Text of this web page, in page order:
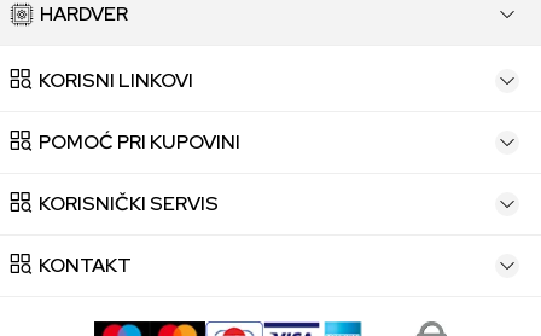
HARDVER
KORISNI LINKOVI
POMOĆ PRI KUPOVINI
KORISNIČKI SERVIS
KONTAKT